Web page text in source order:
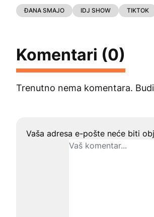
ĐANA SMAJO IDJ SHOW TIKTOK
Komentari (0)
Trenutno nema komentara.
Ostavite odgovor
Vaša adresa e-pošte neće biti